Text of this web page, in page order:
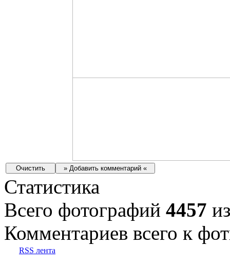
Статистика
Всего фотографий 4457
Комментариев всего к
RSS лента